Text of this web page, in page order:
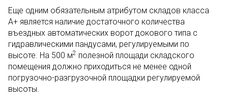
Еще одним обязательным атрибутом складов класса
А+ является наличие достаточного количества
въездных автоматических ворот докового типа с
гидравлическими пандусами, регулируемыми по
высоте. На 500 м2 полезной площади складского
помещения должно приходиться не менее одной
погрузочно-разгрузочной площадки регулируемой
высоты.